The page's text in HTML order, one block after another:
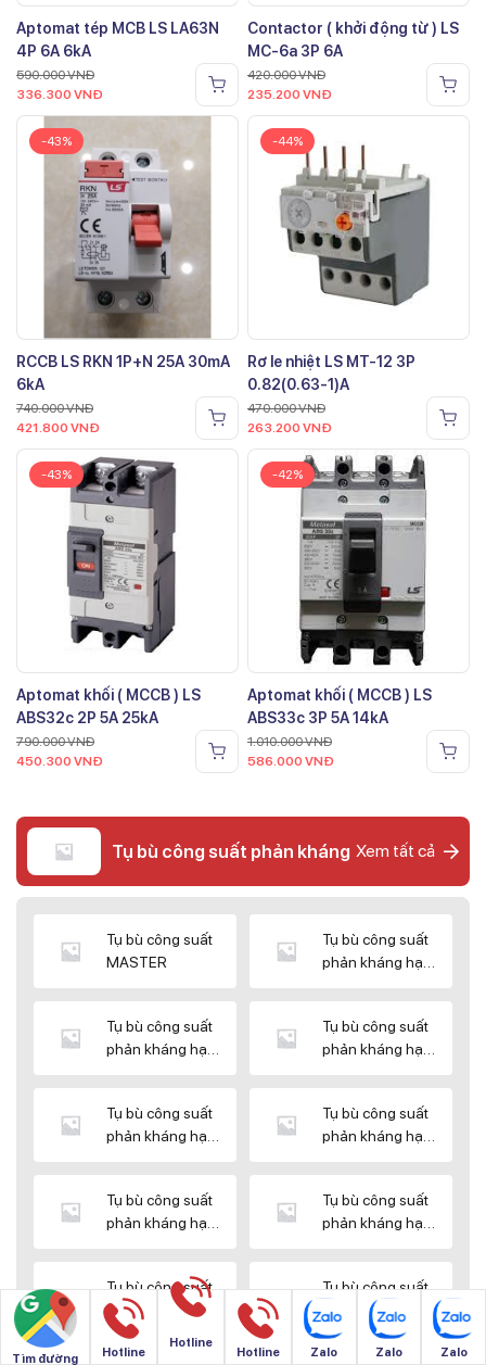
Aptomat tép MCB LS LA63N
4P 6A 6kA
590.000VNĐ
336.300 VNĐ
Contactor ( khởi động từ ) LS
MC-6a 3P 6A
420.000VNĐ
235.200 VNĐ
-43%
RCCB LS RKN 1P+N 25A 30mA
6kA
740.000VNĐ
421.800 VNĐ
-44%
Rơ le nhiệt LS MT-12 3P
0.82(0.63-1)A
470.000VNĐ
263.200 VNĐ
-43%
Aptomat khối ( MCCB ) LS
ABS32c 2P 5A 25kA
790.000VNĐ
450.300 VNĐ
-42%
Aptomat khối ( MCCB ) LS
ABS33c 3P 5A 14kA
1.010.000VNĐ
586.000 VNĐ
Tụ bù công suất phản kháng Xem tất cả
Tụ bù công suất
MASTER
Tụ bù công suất
phản kháng hạ
Tụ bù công suất
phản kháng hạ
Tụ bù công suất
phản kháng hạ
Tụ bù công suất
phản kháng hạ
Tụ bù công suất
phản kháng hạ
Tụ bù công suất
phản kháng hạ
Tụ bù công suất
phản kháng hạ
Tụ bù công suất
phản kháng hạ
thế SHIZUKI
Tụ bù công suất
phản kháng hạ
thế SINO
Tìm đường Hotline
Hotline
Hotline Zalo Zalo Zalo